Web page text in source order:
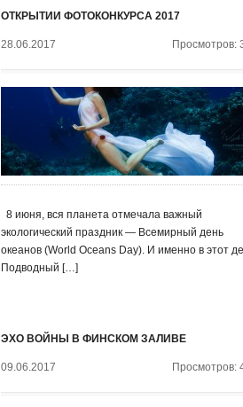
ОТКРЫТИИ ФОТОКОНКУРСА 2017
28.06.2017 Просмотров:
8 июня, вся планета отмечала важный
экологический праздник — Всемирный день
океанов (World Oceans Day). И именно в этот
Подводный […]
ЭХО ВОЙНЫ В ФИНСКОМ ЗАЛИВЕ
09.06.2017 Просмотров: